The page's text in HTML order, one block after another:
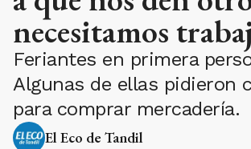
necesitamos
Feriantes en primera
Algunas de ellas pidieron
para comprar mercadería.
El Eco de Tandil